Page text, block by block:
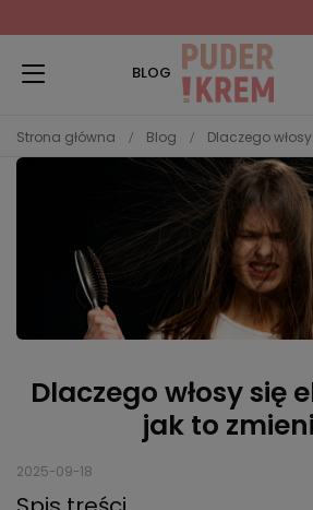
BLOG
Strona główna Blog Dlaczego
Dlaczego włosy się
jak to
2025-09-18